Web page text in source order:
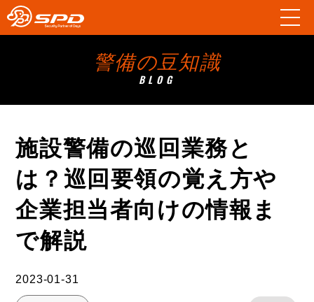
警備の豆知識
BLOG
施設警備の巡回業務と
は？巡回要領の覚え方や
企業担当者向けの情報ま
で解説
2023-01-31